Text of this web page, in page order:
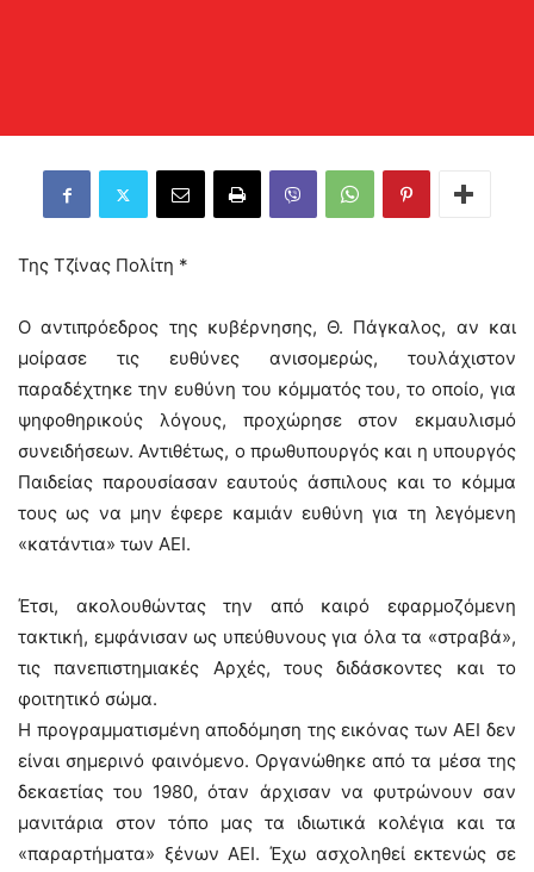
Της Τζίνας Πολίτη *
Ο αντιπρόεδρος της κυβέρνησης, Θ. Πάγκαλος, αν και
μοίρασε τις ευθύνες ανισομερώς, τουλάχιστον
παραδέχτηκε την ευθύνη του κόμματός του, το οποίο, για
ψηφοθηρικούς λόγους, προχώρησε στον εκμαυλισμό
συνειδήσεων. Αντιθέτως, ο πρωθυπουργός και η υπουργός
Παιδείας παρουσίασαν εαυτούς άσπιλους και το κόμμα
τους ως να μην έφερε καμιάν ευθύνη για τη λεγόμενη
«κατάντια» των ΑΕΙ.
Έτσι, ακολουθώντας την από καιρό εφαρμοζόμενη
τακτική, εμφάνισαν ως υπεύθυνους για όλα τα «στραβά»,
τις πανεπιστημιακές Αρχές, τους διδάσκοντες και το
φοιτητικό σώμα.
Η προγραμματισμένη αποδόμηση της εικόνας των ΑΕΙ δεν
είναι σημερινό φαινόμενο. Οργανώθηκε από τα μέσα της
δεκαετίας του 1980, όταν άρχισαν να φυτρώνουν σαν
μανιτάρια στον τόπο μας τα ιδιωτικά κολέγια και τα
«παραρτήματα» ξένων ΑΕΙ. Έχω ασχοληθεί εκτενώς σε